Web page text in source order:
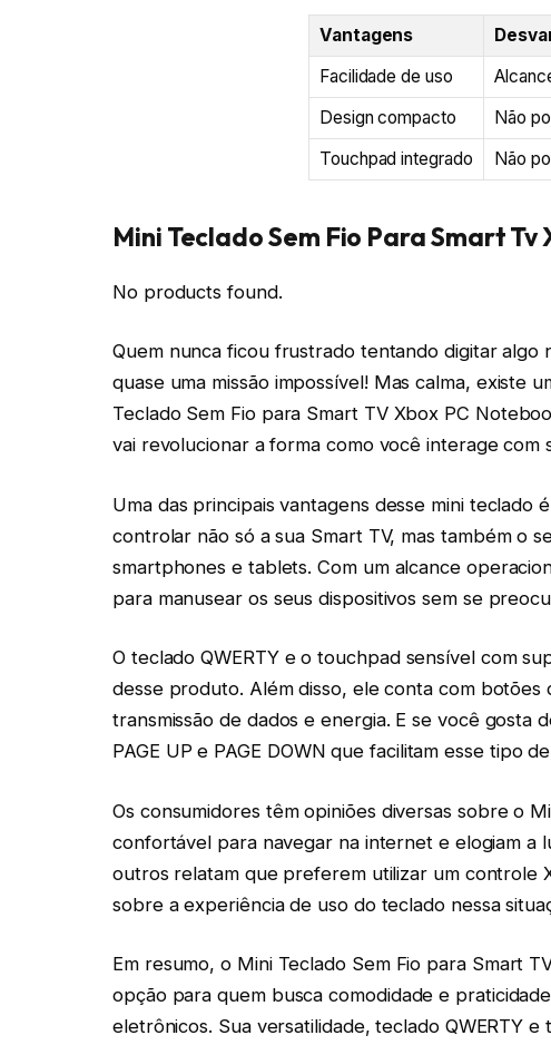
Vantagens
Facilidade de uso
Design compacto
Não
Touchpad integrado
Não
Mini Teclado Sem Fio Para Smart Tv
No products found.
Quem nunca ficou frustrado tentando digitar algo
quase uma missão impossível! Mas calma, existe
Teclado Sem Fio para Smart TV Xbox PC
vai revolucionar a forma como você interage com
Uma das principais vantagens desse mini teclado
controlar não só a sua Smart TV, mas também o
smartphones e tablets. Com um alcance
para manusear os seus dispositivos sem se
O teclado QWERTY e o touchpad sensível com
desse produto. Além disso, ele conta com botões
transmissão de dados e energia. E se você gosta
PAGE UP e PAGE DOWN que facilitam esse tipo
Os consumidores têm opiniões diversas sobre o
confortável para navegar na internet e elogiam a
outros relatam que preferem utilizar um controle
sobre a experiência de uso do teclado nessa
Em resumo, o Mini Teclado Sem Fio para Smart
opção para quem busca comodidade e
eletrônicos. Sua versatilidade, teclado QWERTY